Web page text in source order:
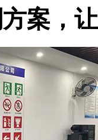
案，